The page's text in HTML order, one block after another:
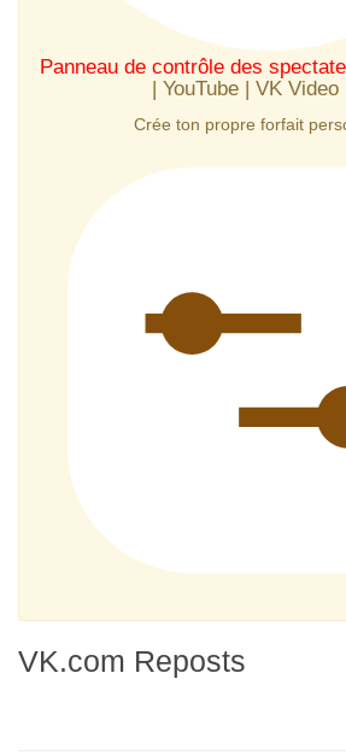
Panneau de contrôle des
| YouTube | VK Video
Crée ton propre forfait
VK.com Reposts